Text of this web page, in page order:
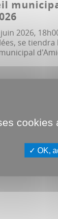
2026,
se
cookies
OK,